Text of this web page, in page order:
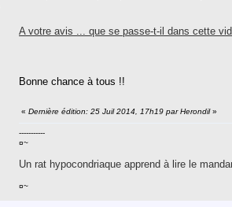
A votre avis ... que se passe-t-il dans cette
Bonne chance à tous !!
« Dernière édition: 25 Juil 2014, 17h19 par Herondil»
-----------
¤~
Un rat hypocondriaque apprend à lire le
¤~